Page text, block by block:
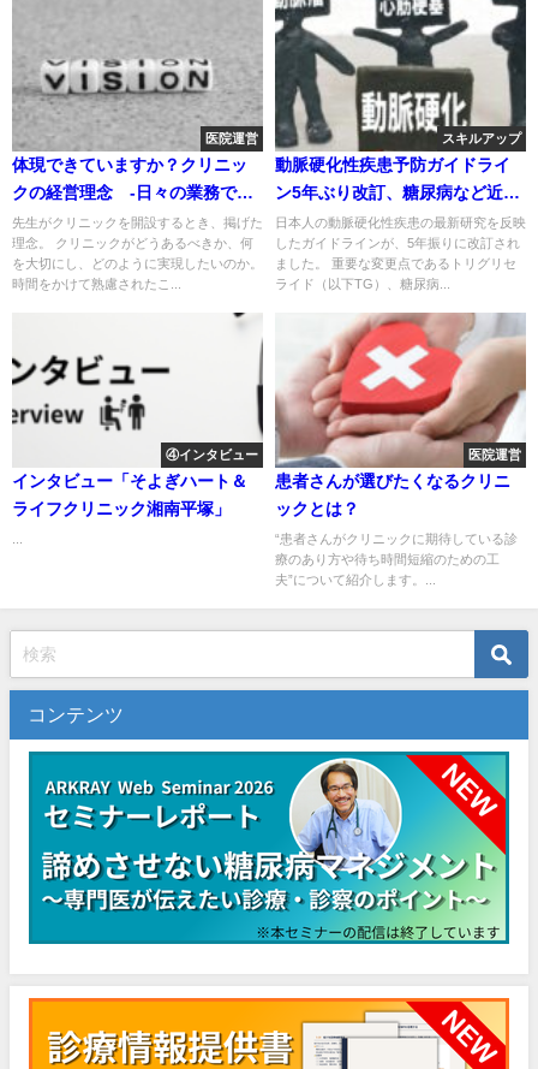
医院運営
体現できていますか？クリニッ
クの経営理念 -日々の業務で実
践するコツとは-
先生がクリニックを開設するとき、掲げた
理念。 クリニックがどうあるべきか、何
を大切にし、どのように実現したいのか。
時間をかけて熟慮されたこ...
スキルアップ
動脈硬化性疾患予防ガイドライ
ン5年ぶり改訂、糖尿病など近年
の日本の問題をカバー
日本人の動脈硬化性疾患の最新研究を反映
したガイドラインが、5年振りに改訂され
ました。 重要な変更点であるトリグリセ
ライド（以下TG）、糖尿病...
④インタビュー
インタビュー「そよぎハート＆
ライフクリニック湘南平塚」
医院運営
患者さんが選びたくなるクリニ
ックとは？
“患者さんがクリニックに期待している診
療のあり方や待ち時間短縮のための工
夫”について紹介します。...
コンテンツ